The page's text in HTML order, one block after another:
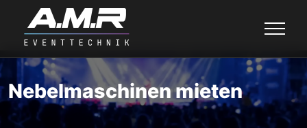
Nebelmaschinen mieten